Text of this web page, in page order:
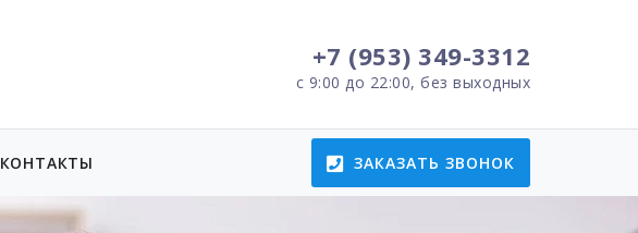
+7 (953) 349-3312
с 9:00 до 22:00, без выходных
КОНТАКТЫ ЗАКАЗАТЬ ЗВОНОК